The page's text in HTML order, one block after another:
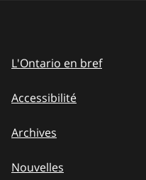
L'Ontario en bref
Accessibilité
Archives
Nouvelles